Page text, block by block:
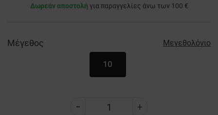
Δωρεάν αποστολή για παραγγελίες άνω των 100 €
Μέγεθος Μεγεθολόγιο
10